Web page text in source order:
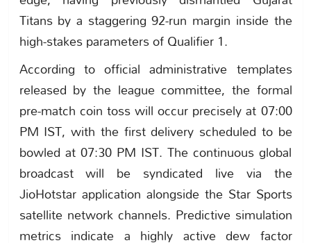
Titans by a staggering 92-run margin inside the
high-stakes parameters of Qualifier 1.
According to official administrative templates
released by the league committee, the formal
pre-match coin toss will occur precisely at 07:00
PM IST, with the first delivery scheduled to be
bowled at 07:30 PM IST. The continuous global
broadcast will be syndicated live via the
JioHotstar application alongside the Star Sports
satellite network channels. Predictive simulation
metrics indicate a highly active dew factor